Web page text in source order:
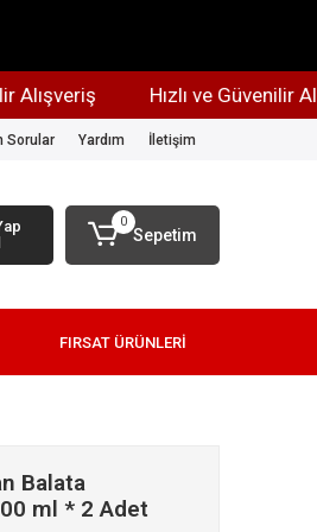
Hızlı ve Güvenilir
Sorular Yardım İletişim
0
Sepetim
FIRSAT ÜRÜNLERİ
Balata
ml * 2 Adet